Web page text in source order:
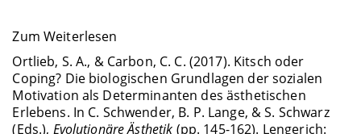
Zum Weiterlesen
Ortlieb, S. A., & Carbon, C. C. (2017). Kitsch oder
Coping? Die biologischen Grundlagen der sozialen
Motivation als Determinanten des ästhetischen
Erlebens. In C. Schwender, B. P. Lange, & S. Schwarz
(Eds.), Evolutionäre Ästhetik (pp. 145-162). Lengerich: